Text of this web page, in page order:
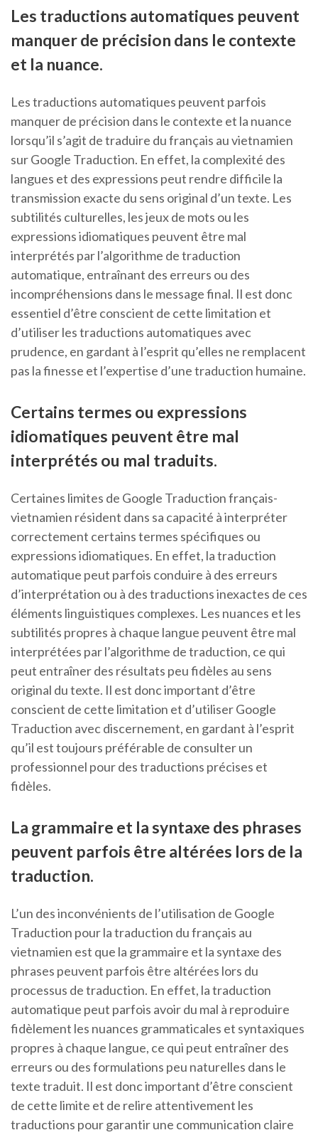
Les traductions automatiques peuvent
manquer de précision dans le contexte
et la nuance.
Les traductions automatiques peuvent parfois
manquer de précision dans le contexte et la nuance
lorsqu’il s’agit de traduire du français au vietnamien
sur Google Traduction. En effet, la complexité des
langues et des expressions peut rendre difficile la
transmission exacte du sens original d’un texte. Les
subtilités culturelles, les jeux de mots ou les
expressions idiomatiques peuvent être mal
interprétés par l’algorithme de traduction
automatique, entraînant des erreurs ou des
incompréhensions dans le message final. Il est donc
essentiel d’être conscient de cette limitation et
d’utiliser les traductions automatiques avec
prudence, en gardant à l’esprit qu’elles ne remplacent
pas la finesse et l’expertise d’une traduction humaine.
Certains termes ou expressions
idiomatiques peuvent être mal
interprétés ou mal traduits.
Certaines limites de Google Traduction français-
vietnamien résident dans sa capacité à interpréter
correctement certains termes spécifiques ou
expressions idiomatiques. En effet, la traduction
automatique peut parfois conduire à des erreurs
d’interprétation ou à des traductions inexactes de ces
éléments linguistiques complexes. Les nuances et les
subtilités propres à chaque langue peuvent être mal
interprétées par l’algorithme de traduction, ce qui
peut entraîner des résultats peu fidèles au sens
original du texte. Il est donc important d’être
conscient de cette limitation et d’utiliser Google
Traduction avec discernement, en gardant à l’esprit
qu’il est toujours préférable de consulter un
professionnel pour des traductions précises et
fidèles.
La grammaire et la syntaxe des phrases
peuvent parfois être altérées lors de la
traduction.
L’un des inconvénients de l’utilisation de Google
Traduction pour la traduction du français au
vietnamien est que la grammaire et la syntaxe des
phrases peuvent parfois être altérées lors du
processus de traduction. En effet, la traduction
automatique peut parfois avoir du mal à reproduire
fidèlement les nuances grammaticales et syntaxiques
propres à chaque langue, ce qui peut entraîner des
erreurs ou des formulations peu naturelles dans le
texte traduit. Il est donc important d’être conscient
de cette limite et de relire attentivement les
traductions pour garantir une communication claire